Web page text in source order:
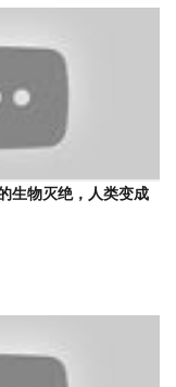
生物灭绝，人类变成